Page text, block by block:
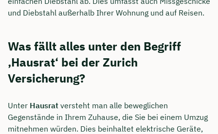
und Diebstahl außerhalb Ihrer Wohnung und auf Reisen.
Was fällt alles unter den Begriff
‚Hausrat‘ bei der Zurich
Versicherung?
Unter Hausrat versteht man alle beweglichen
Gegenstände in Ihrem Zuhause, die Sie bei einem Umzug
mitnehmen würden. Dies beinhaltet elektrische Geräte,